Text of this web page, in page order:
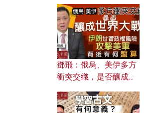
何避免遭AI演算法操
控？
鄧飛：俄烏、美伊多方
衝突交織，是否釀成世
風險攻擊美軍，背後有